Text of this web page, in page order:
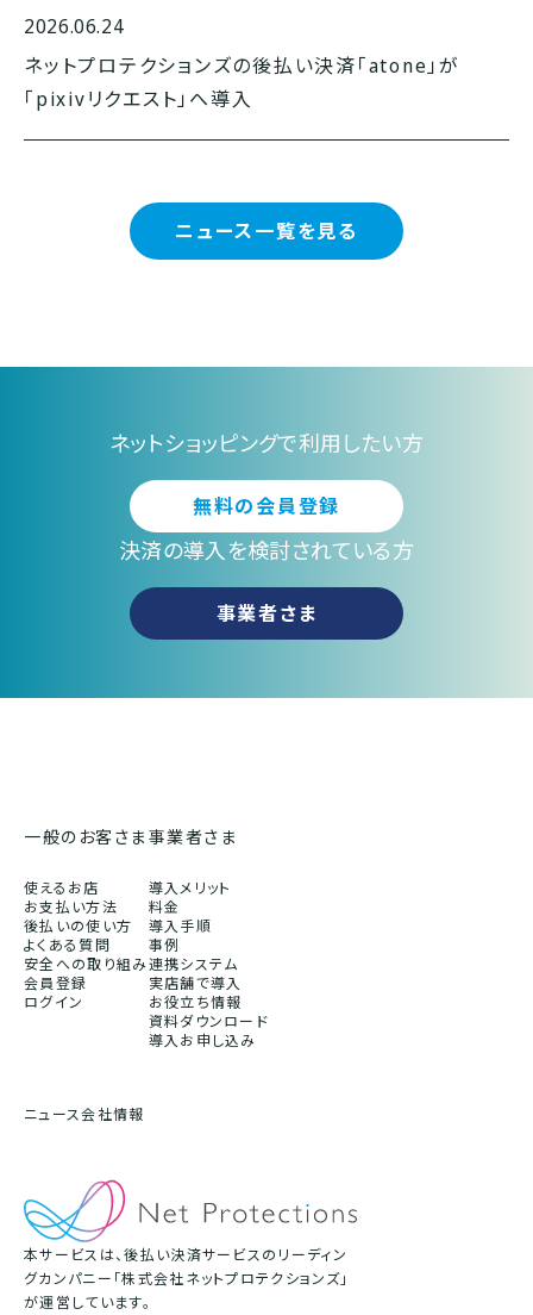
2026.06.24
ネットプロテクションズの後払い決済「atone」が
「pixivリクエスト」へ導入
ニュース一覧を見る
ネットショッピングで利用したい方
無料の会員登録
決済の導入を検討されている方
事業者さま
一般のお客さま
使えるお店
お支払い方法
後払いの使い方
よくある質問
安全への取り組み
会員登録
ログイン
事業者さま
導入メリット
料金
導入手順
事例
連携システム
実店舗で導入
お役立ち情報
資料ダウンロード
導入お申し込み
ニュース会社情報
本サービスは、後払い決済サービスのリーディン
グカンパニー「株式会社ネットプロテクションズ」
が運営しています。